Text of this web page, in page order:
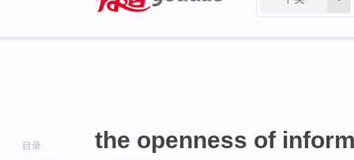
目录 the openness of